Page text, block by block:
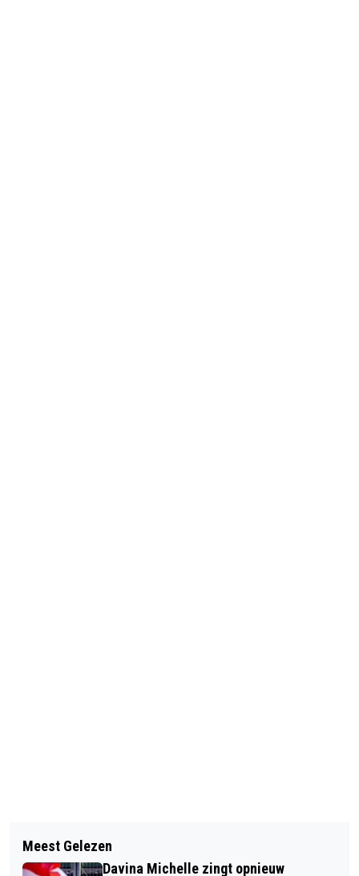
GRAFKUNSTENAAR AAN HET WERK
BOSW8ER IN DE KLAS – AFLEVERING
Meest Gelezen
Davina Michelle zingt opnieuw